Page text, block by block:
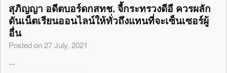
สุภิญญา อดีตบอร์ดกสทช. จี้กระทรวงดีอี ควรผลัก
ดันเน็ตเรียนออนไลน์ให้ทั่วถึงแทนที่จะเซ็นเซอร์ผู้
อื่น
Posted on 27 July, 2021
...